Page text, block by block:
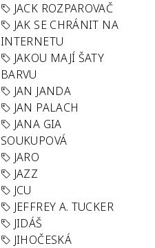
JACK ROZPAROVAČ
JAK SE CHRÁNIT NA
INTERNETU
JAKOU MAJÍ ŠATY
BARVU
JAN JANDA
JAN PALACH
JANA GIA
SOUKUPOVÁ
JARO
JAZZ
JCU
JEFFREY A. TUCKER
JIDÁŠ
JIHOČESKÁ